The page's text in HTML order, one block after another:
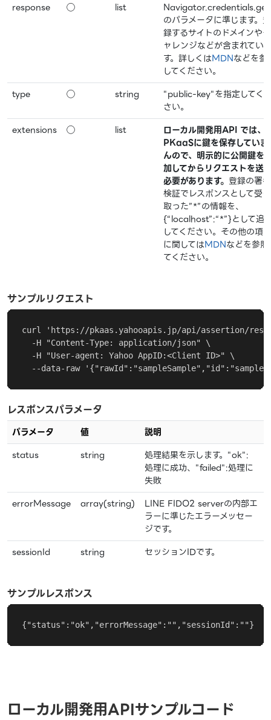
response
◯ list
のパラメータに準じます。登
録するサイトのドメインやチ
ャレンジなどが含まれてい
す。詳しくはMDNなどを参
してください。
type
◯ string
"public-key"を指定してく
さい。
extensions
◯ list
ローカル開発用API では、
PKaaSに鍵を保存していま
んので、明示的に公開鍵を
加してからリクエストを送
必要があります。 登録の署名
検証でレスポンスとして受け
取った”*”の情報を、
{“localhost”:“*”}として追
してください。その他の項目
に関してはMDNなどを参照
てください。
サンプルリクエスト
curl 'https://pkaas.yahooapis.jp/api/assertion/
  -H "Content-Type: application/json" \
  -H "User-agent: Yahoo AppID:<Client ID>" \
--data-raw
レスポンスパラメータ
パラメータ 値
説明
status
string
処理結果を示します。"ok":
処理に成功、"failed":処理に
失敗
errorMessage
array(string)
LINE FIDO2 serverの内部エ
ラーに準じたエラーメッセー
ジです。
sessionId
string セッションIDです。
サンプルレスポンス
{"status":"ok","errorMessage":"","sessionId":""}
ローカル開発用APIサンプルコード